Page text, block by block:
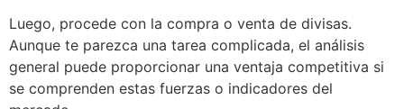
Luego, procede con la compra o venta de divisas.
Aunque te parezca una tarea complicada, el análisis
general puede proporcionar una ventaja competitiva si
se comprenden estas fuerzas o indicadores del